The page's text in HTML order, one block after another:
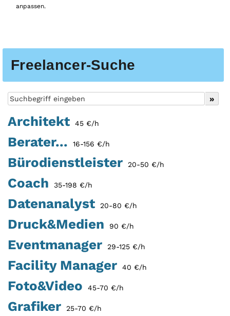
Freelancer-Suche
Architekt 45 €/h
Berater... 16-156 €/h
Bürodienstleister 20-50 €/h
Coach 35-198 €/h
Datenanalyst 20-80 €/h
Druck&Medien 90 €/h
Eventmanager 29-125 €/h
Facility Manager 40 €/h
Foto&Video 45-70 €/h
Grafiker 25-70 €/h
anpassen.